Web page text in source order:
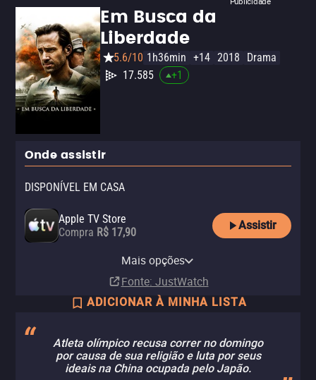
Em Busca da
Liberdade
5.6/10 1h36min +14 2018
Drama
17.585
+1
Onde assistir
DISPONÍVEL EM CASA
Apple TV Store
Compra R$ 17,90
Assistir
Mais opções
Fonte: JustWatch
ADICIONAR À MINHA LISTA
Atleta olímpico recusa correr no domingo
por causa de sua religião e luta por seus
ideais na China ocupada pelo Japão.